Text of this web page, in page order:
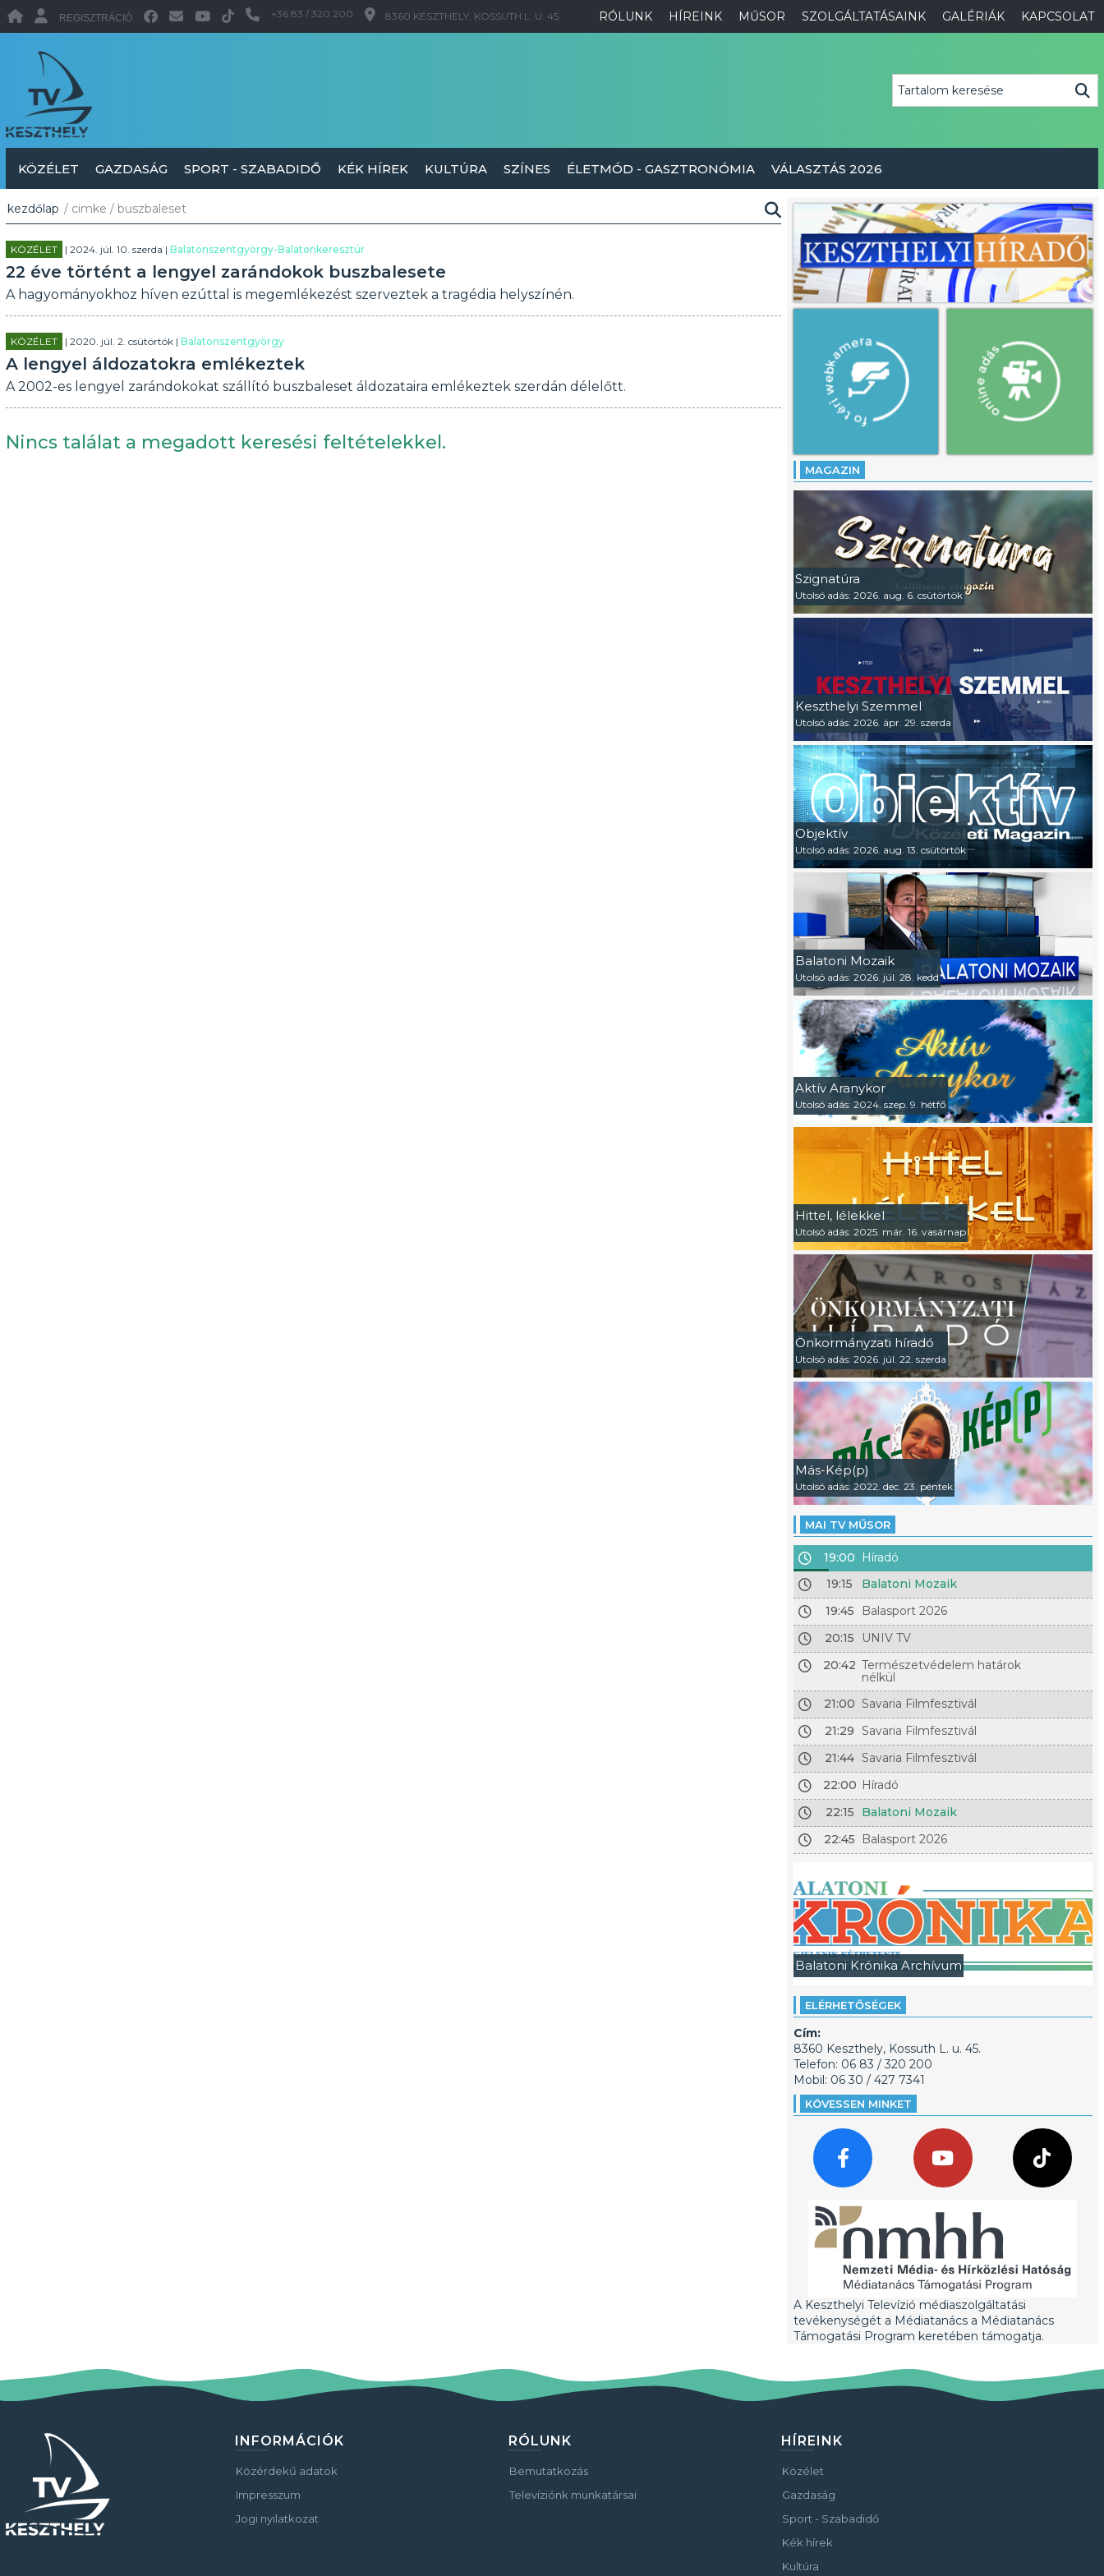
RÓLUNK HÍREINK MŰSOR SZOLGÁLTATÁSAINK GALÉRIÁK KAPCSOLAT
REGISZTRÁCIÓ +36 83 / 320 200 8360 KESZTHELY, KOSSUTH L. U. 45.
KÖZÉLET GAZDASÁG SPORT - SZABADIDŐ KÉK HÍREK KULTÚRA SZÍNES ÉLETMÓD - GASZTRONÓMIA VÁLASZTÁS 2026
kezdőlap / cimke / buszbaleset
KÖZÉLET | 2024. júl. 10. szerda | Balatonszentgyörgy-Balatonkeresztúr
22 éve történt a lengyel zarándokok buszbalesete
A hagyományokhoz híven ezúttal is megemlékezést szerveztek a tragédia helyszínén.
KÖZÉLET | 2020. júl. 2. csütörtök | Balatonszentgyörgy
A lengyel áldozatokra emlékeztek
A 2002-es lengyel zarándokokat szállító buszbaleset áldozataira emlékeztek szerdán délelőtt.
Nincs találat a megadott keresési feltételekkel.
MAGAZIN
Szignatúra
Utolsó adás: 2026. aug. 6. csütörtök
Keszthelyi Szemmel
Utolsó adás: 2026. ápr. 29. szerda
Objektív
Utolsó adás: 2026. aug. 13. csütörtök
Balatoni Mozaik
Utolsó adás: 2026. júl. 28. kedd
Aktív Aranykor
Utolsó adás: 2024. szep. 9. hétfő
Hittel, lélekkel
Utolsó adás: 2025. már. 16. vasárnap
Önkormányzati híradó
Utolsó adás: 2026. júl. 22. szerda
Más-Kép(p)
Utolsó adás: 2022. dec. 23. péntek
MAI TV MŰSOR
19:00
Híradó
19:15
Balatoni Mozaik
19:45
Balasport 2026
20:15
UNIV TV
20:42 Természetvédelem határok
nélkül
21:00 Savaria Filmfesztivál
21:29 Savaria Filmfesztivál
21:44 Savaria Filmfesztivál
22:00 Híradó
22:15
Balatoni Mozaik
22:45
Balasport 2026
Balatoni Krónika Archívum
ELÉRHETŐSÉGEK
Cím:
8360 Keszthely, Kossuth L. u. 45.
Telefon: 06 83 / 320 200
Mobil: 06 30 / 427 7341
KÖVESSEN MINKET
A Keszthelyi Televízió médiaszolgáltatási
tevékenységét a Médiatanács a Médiatanács
Támogatási Program keretében támogatja.
INFORMÁCIÓK
Közérdekű adatok
Impresszum
Jogi nyilatkozat
RÓLUNK
Bemutatkozás
Televíziónk munkatársai
HÍREINK
Közélet
Gazdaság
Sport - Szabadidő
Kék hírek
Kultúra